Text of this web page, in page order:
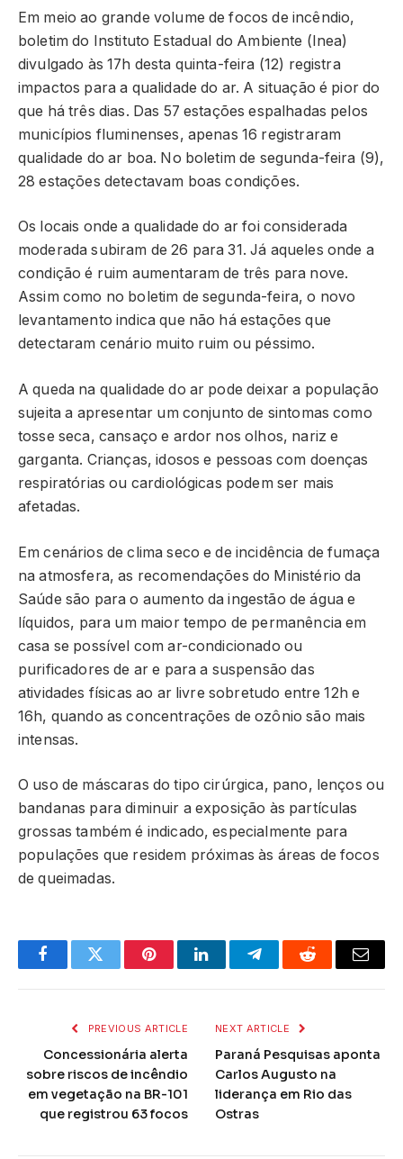
Em meio ao grande volume de focos de incêndio,
boletim do Instituto Estadual do Ambiente (Inea)
divulgado às 17h desta quinta-feira (12) registra
impactos para a qualidade do ar. A situação é pior do
que há três dias. Das 57 estações espalhadas pelos
municípios fluminenses, apenas 16 registraram
qualidade do ar boa. No boletim de segunda-feira (9),
28 estações detectavam boas condições.
Os locais onde a qualidade do ar foi considerada
moderada subiram de 26 para 31. Já aqueles onde a
condição é ruim aumentaram de três para nove.
Assim como no boletim de segunda-feira, o novo
levantamento indica que não há estações que
detectaram cenário muito ruim ou péssimo.
A queda na qualidade do ar pode deixar a população
sujeita a apresentar um conjunto de sintomas como
tosse seca, cansaço e ardor nos olhos, nariz e
garganta. Crianças, idosos e pessoas com doenças
respiratórias ou cardiológicas podem ser mais
afetadas.
Em cenários de clima seco e de incidência de fumaça
na atmosfera, as recomendações do Ministério da
Saúde são para o aumento da ingestão de água e
líquidos, para um maior tempo de permanência em
casa se possível com ar-condicionado ou
purificadores de ar e para a suspensão das
atividades físicas ao ar livre sobretudo entre 12h e
16h, quando as concentrações de ozônio são mais
intensas.
O uso de máscaras do tipo cirúrgica, pano, lenços ou
bandanas para diminuir a exposição às partículas
grossas também é indicado, especialmente para
populações que residem próximas às áreas de focos
de queimadas.
FacebookTwitter PinterestLinkedInTelegramReddit Email
PREVIOUS ARTICLE
Concessionária alerta
sobre riscos de incêndio
em vegetação na BR-101
que registrou 63 focos
NEXT ARTICLE
Paraná Pesquisas aponta
Carlos Augusto na
liderança em Rio das
Ostras